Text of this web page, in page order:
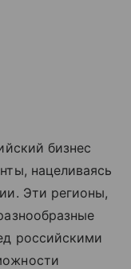
бизнес
нацеливаясь
Эти регионы,
российскими